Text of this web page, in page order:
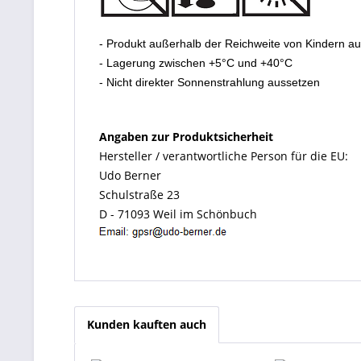
- Produkt außerhalb der Reichweite von Kindern
- Lagerung zwischen +5°C und +40°C
- Nicht direkter Sonnenstrahlung aussetzen
Angaben zur Produktsicherheit
Hersteller / verantwortliche Person für die EU:
Udo Berner
Schulstraße 23
D - 71093 Weil im Schönbuch
Kunden kauften auch